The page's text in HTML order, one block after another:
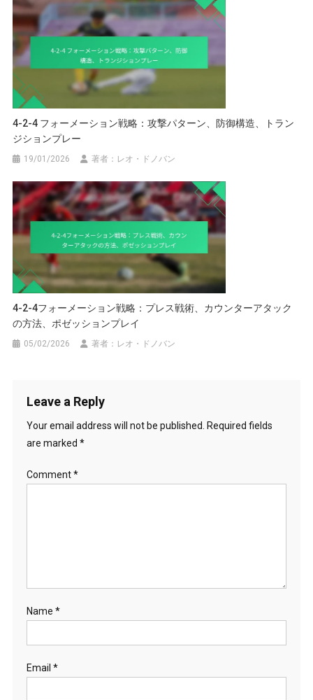
4-2-4 フォーメーション戦略：攻撃パターン、防御構造、トラン
ジションプレー
19/01/2026 著者：レオ・ドノバン
4-2-4フォーメーション戦略：プレス戦術、カウンターアタック
の方法、ポゼッションプレイ
05/02/2026 著者：レオ・ドノバン
Leave a Reply
Your email address will not be published.
Required fields
are marked *
Comment*
Name *
Email *